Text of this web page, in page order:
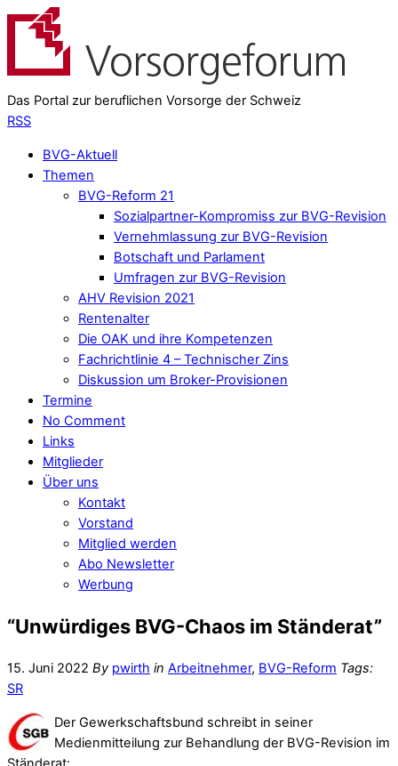
Das Portal zur beruflichen Vorsorge der Schweiz
RSS
BVG-Aktuell
Themen
BVG-Reform 21
Sozialpartner-Kompromiss zur BVG-Revision
Vernehmlassung zur BVG-Revision
Botschaft und Parlament
Umfragen zur BVG-Revision
AHV Revision 2021
Rentenalter
Die OAK und ihre Kompetenzen
Fachrichtlinie 4 – Technischer Zins
Diskussion um Broker-Provisionen
Termine
No Comment
Links
Mitglieder
Über uns
Kontakt
Vorstand
Mitglied werden
Abo Newsletter
Werbung
“Unwürdiges BVG-Chaos im Ständerat”
15. Juni 2022 By pwirth in Arbeitnehmer, BVG-Reform Tags:
SR
Der Gewerkschaftsbund schreibt in seiner
Medienmitteilung zur Behandlung der BVG-Revision im